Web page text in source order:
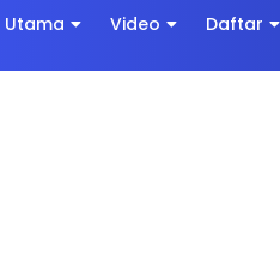
Utama Video Daftar